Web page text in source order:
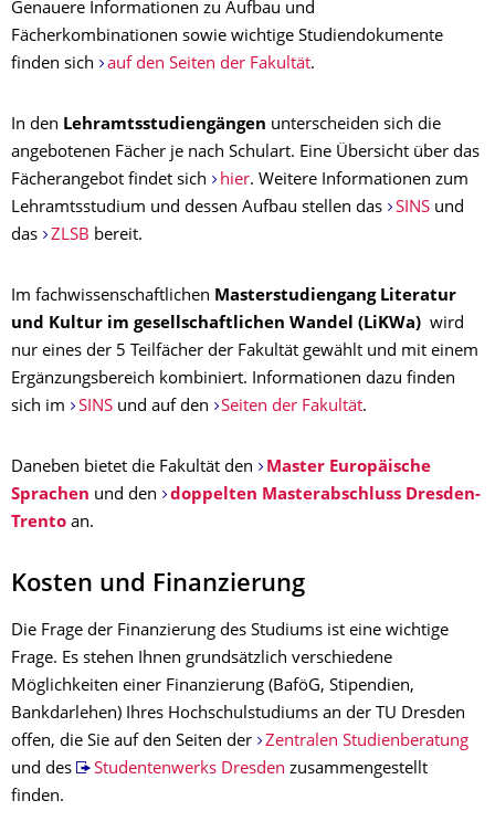
Genauere Informationen zu Aufbau und
Fächerkombinationen sowie wichtige Studiendokumente
finden sich
auf den Seiten der Fakultät.
In den Lehramtsstudiengängen unterscheiden sich die
angebotenen Fächer je nach Schulart. Eine Übersicht über das
Fächerangebot findet sich
hier. Weitere Informationen zum
Lehramtsstudium und dessen Aufbau stellen das
SINSund
das
ZLSB bereit.
Im fachwissenschaftlichen Masterstudiengang Literatur
und Kultur im gesellschaftlichen Wandel (LiKWa) wird
nur eines der 5 Teilfächer der Fakultät gewählt und mit einem
Ergänzungsbereich kombiniert. Informationen dazu finden
sich im
SINS und auf den Seiten der Fakultät.
Daneben bietet die Fakultät den
Master Europäische
Sprachen und den
doppelten Masterabschluss Dresden-
Trento an.
Kosten und Finanzierung
Die Frage der Finanzierung des Studiums ist eine wichtige
Frage. Es stehen Ihnen grundsätzlich verschiedene
Möglichkeiten einer Finanzierung (BaföG, Stipendien,
Bankdarlehen) Ihres Hochschulstudiums an der TU Dresden
offen, die Sie auf den Seiten der
Zentralen Studienberatung
und des
Studentenwerks Dresden zusammengestellt
finden.